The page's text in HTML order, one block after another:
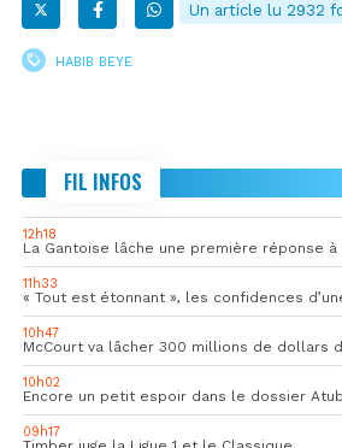
Un article lu 2932
HABIB BEYE
FIL INFOS
12h18
La Gantoise lâche une première réponse à
11h33
10h47
McCourt va lâcher 300 millions de dollars
10h02
Encore un petit espoir dans le dossier
09h17